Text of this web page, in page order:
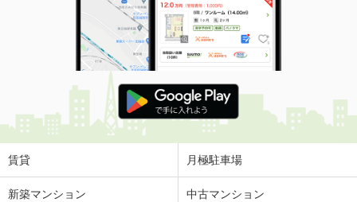
賃貸 月極駐車場
新築マンション 中古マンション